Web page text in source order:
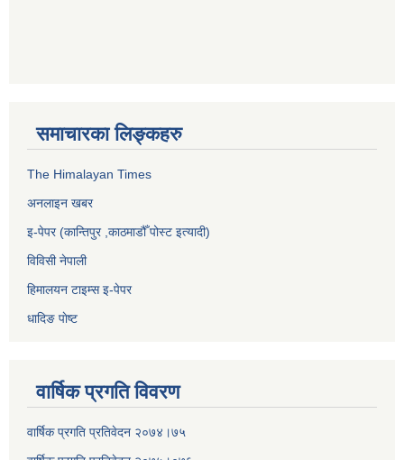
समाचारका लिङ्कहरु
The Himalayan Times
अनलाइन खबर
इ-पेपर (कान्तिपुर ,काठमाडौँ पोस्ट इत्यादी)
विविसी नेपाली
हिमालयन टाइम्स इ-पेपर
धादिङ पाेष्ट
वार्षिक प्रगति विवरण
वार्षिक प्रगति प्रतिवेदन २०७४।७५